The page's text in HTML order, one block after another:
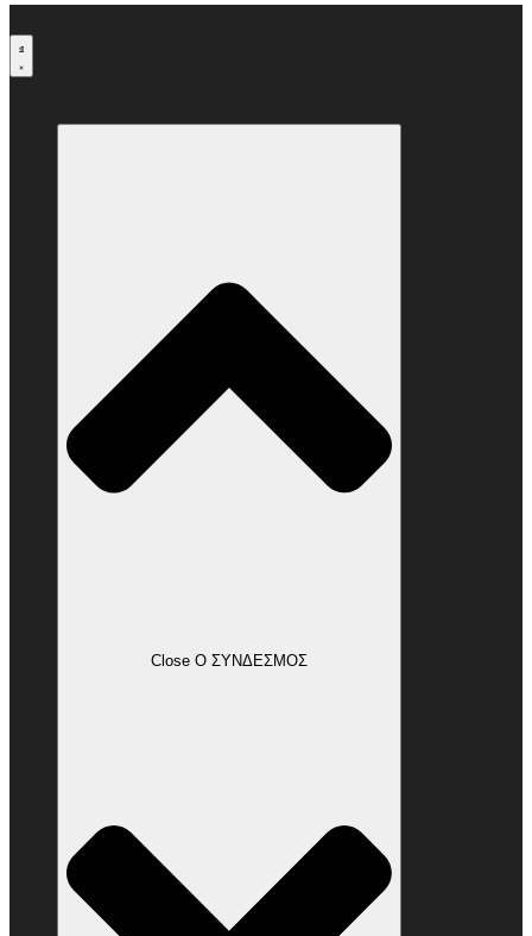
στο
περιεχόμενο
Close Ο ΣΥΝΔΕΣΜΟΣ